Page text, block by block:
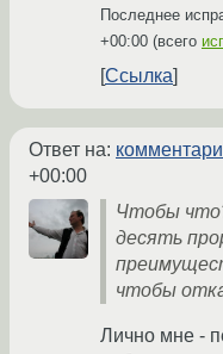
Последнее
+00:00 (всего
Ссылка
Ответ на:
+00:00
Чтобы
десять
чтобы
Лично мне -